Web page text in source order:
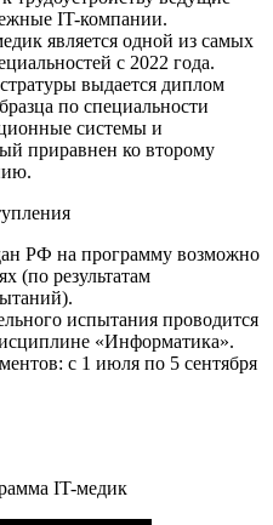
IT-компании.
является одной из самых
с 2022 года.
выдается диплом
по специальности
системы и
приравнен ко второму
РФ на программу возможно
(по результатам
испытания проводится
«Информатика».
с 1 июля по 5 сентября
IT-медик